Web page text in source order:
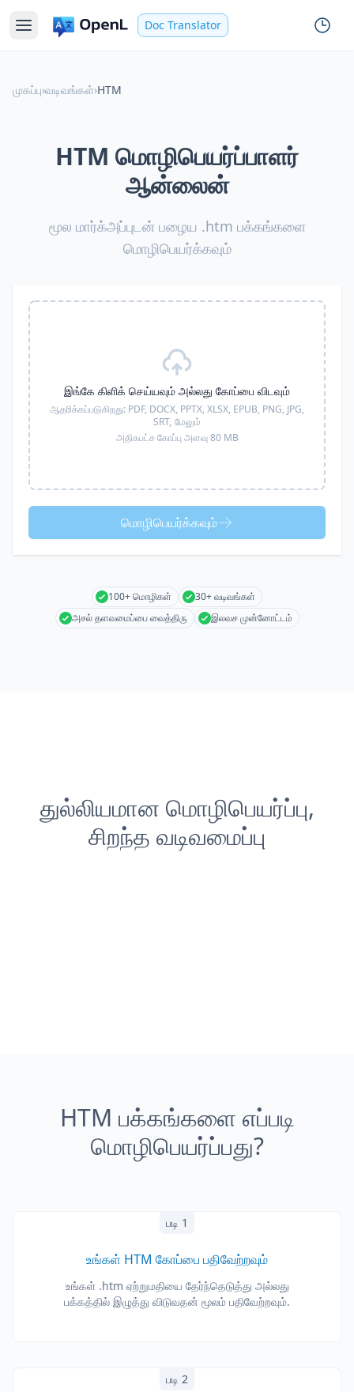
Doc Translator
முகப்பு›வடிவங்கள்›HTM
HTM மொழிபெயர்ப்பாளர்
ஆன்லைன்
மூல மார்க்அப்புடன் பழைய .htm பக்கங்களை
மொழிபெயர்க்கவும்
இங்கே கிளிக் செய்யவும் அல்லது கோப்பை விடவும்
ஆதரிக்கப்படுகிறது: PDF, DOCX, PPTX, XLSX, EPUB, PNG, JPG,
SRT, மேலும்
அதிகபட்ச கோப்பு அளவு 80 MB
மொழிபெயர்க்கவும்
100+ மொழிகள்
30+ வடிவங்கள்
அசல் தளவமைப்பை வைத்திரு
இலவச முன்னோட்டம்
துல்லியமான மொழிபெயர்ப்பு,
சிறந்த வடிவமைப்பு
HTM பக்கங்களை எப்படி
மொழிபெயர்ப்பது?
படி 1
உங்கள் HTM கோப்பை பதிவேற்றவும்
உங்கள் .htm ஏற்றுமதியை தேர்ந்தெடுத்து அல்லது
பக்கத்தில் இழுத்து விடுவதன் மூலம் பதிவேற்றவும்.
படி 2